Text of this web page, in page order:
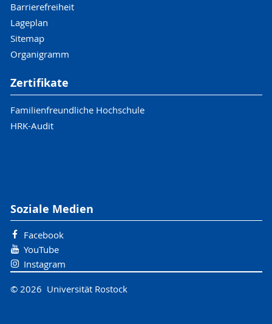
Barrierefreiheit
Lageplan
Sitemap
Organigramm
Zertifikate
Familienfreundliche Hochschule
HRK-Audit
Soziale Medien
Facebook
YouTube
Instagram
© 2026 Universität Rostock